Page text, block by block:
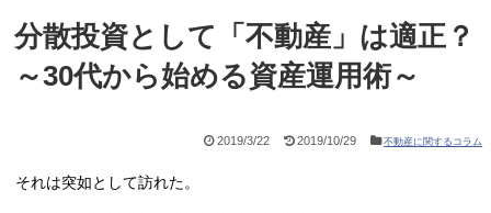
分散投資として「不動産」は適正？
～30代から始める資産運用術～
2019/3/22 2019/10/29 不動産に関するコラム
それは突如として訪れた。